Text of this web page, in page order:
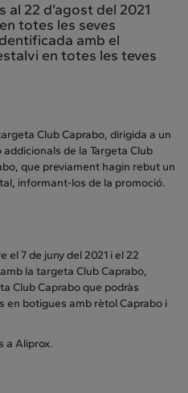
al 22 d’agost del 2021
totes les seves
amb el
en totes les teves
Club Caprabo, dirigida a un
de la Targeta Club
que previament hagin rebut un
informant-los de la promoció.
el 7 de juny del 2021 i el 22
la targeta Club Caprabo,
Club Caprabo que podràs
en botigues amb rètol Caprabo i
a Aliprox.